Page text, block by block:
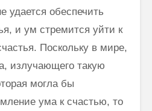
удается обеспечить
и ум стремится уйти к
Поскольку в мире,
излучающего такую
могла бы
ума к счастью, то